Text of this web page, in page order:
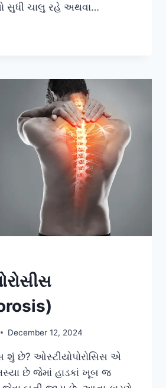
સુધી ચાલુ રહે અથવા…
December 12, 2024
શું છે? ઓસ્ટીયોપોરોસિસ એ
છે જેમાં હાડકાં ખૂબ જ